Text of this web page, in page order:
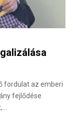
fordulat az emberi
fejlődése